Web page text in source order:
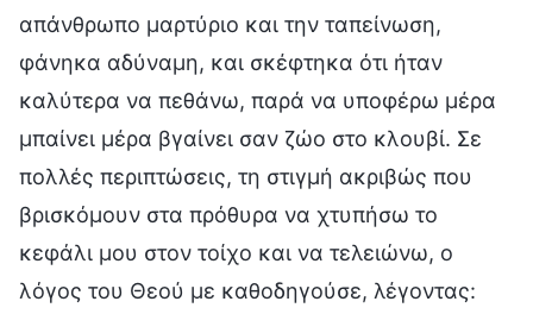
απάνθρωπο μαρτύριο και την ταπείνωση,
φάνηκα αδύναμη, και σκέφτηκα ότι ήταν
καλύτερα να πεθάνω, παρά να υποφέρω μέρα
μπαίνει μέρα βγαίνει σαν ζώο στο κλουβί. Σε
πολλές περιπτώσεις, τη στιγμή ακριβώς που
βρισκόμουν στα πρόθυρα να χτυπήσω το
κεφάλι μου στον τοίχο και να τελειώνω, ο
λόγος του Θεού με καθοδηγούσε, λέγοντας: